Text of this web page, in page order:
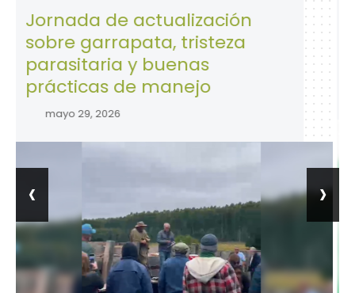
de actualización
garrapata, tristeza
y buenas
de manejo
29, 2026
28
la
abril
‹ ›